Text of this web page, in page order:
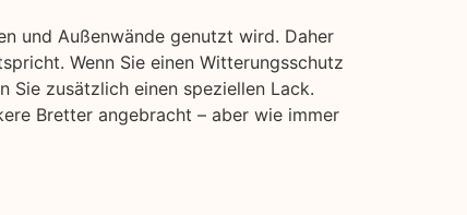
und Außenwände genutzt wird. Daher
Wenn Sie einen Witterungsschutz
Sie zusätzlich einen speziellen Lack.
Bretter angebracht – aber wie immer